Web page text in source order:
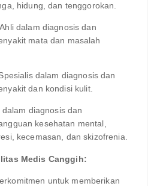
hidung, dan tenggorokan.
Ahli dalam diagnosis dan
mata dan masalah
dalam diagnosis dan
dan kondisi kulit.
dalam diagnosis dan
kesehatan mental,
kecemasan, dan skizofrenia.
Medis Canggih:
untuk memberikan